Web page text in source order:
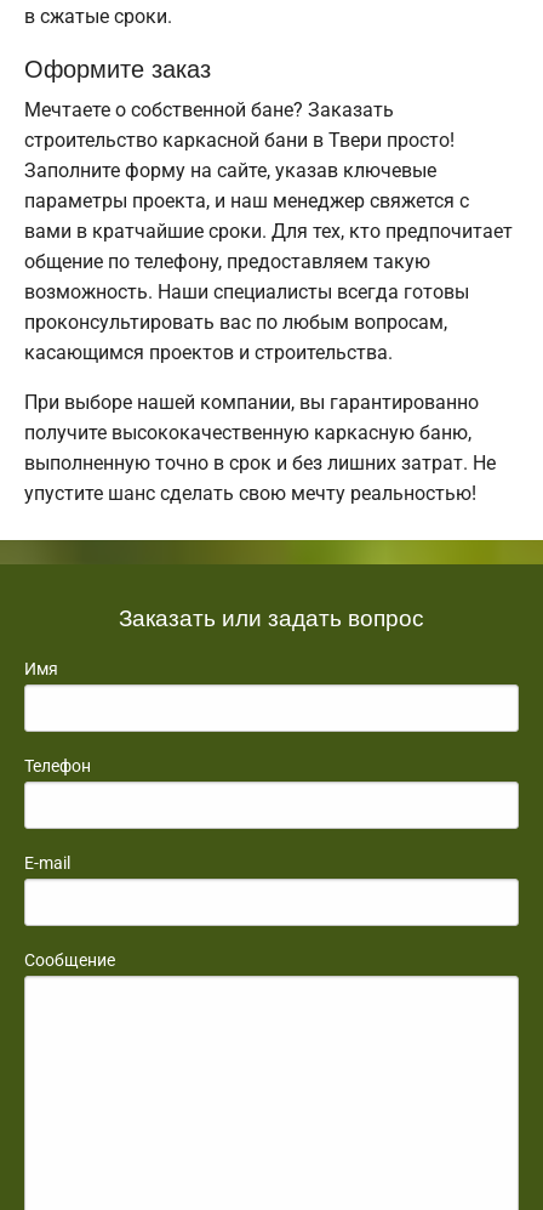
в сжатые сроки.
Оформите заказ
Мечтаете о собственной бане? Заказать
строительство каркасной бани в Твери просто!
Заполните форму на сайте, указав ключевые
параметры проекта, и наш менеджер свяжется с
вами в кратчайшие сроки. Для тех, кто предпочитает
общение по телефону, предоставляем такую
возможность. Наши специалисты всегда готовы
проконсультировать вас по любым вопросам,
касающимся проектов и строительства.
При выборе нашей компании, вы гарантированно
получите высококачественную каркасную баню,
выполненную точно в срок и без лишних затрат. Не
упустите шанс сделать свою мечту реальностью!
Заказать или задать вопрос
Имя
Телефон
E-mail
Сообщение